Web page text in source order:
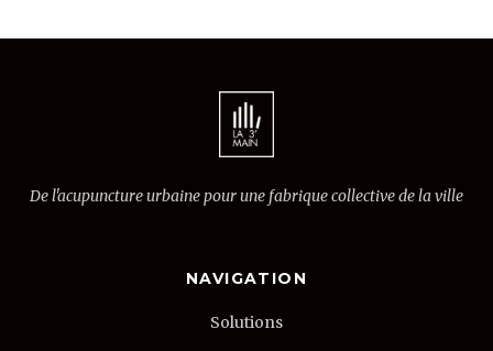
De l'acupuncture urbaine pour une fabrique collective de la ville
NAVIGATION
Solutions